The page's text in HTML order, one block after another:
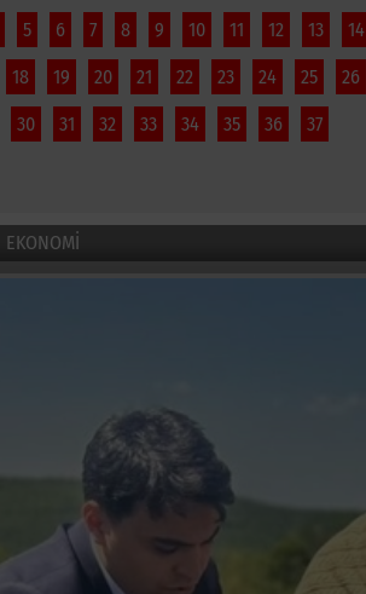
EKONOMİ
5 6 7 8 9 10 11 12 13 14
18 19 20 21 22 23 24 25 26
30 31 32 33 34 35 36 37